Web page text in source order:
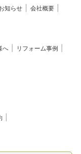
知らせ
会社概要
へ
リフォーム事例